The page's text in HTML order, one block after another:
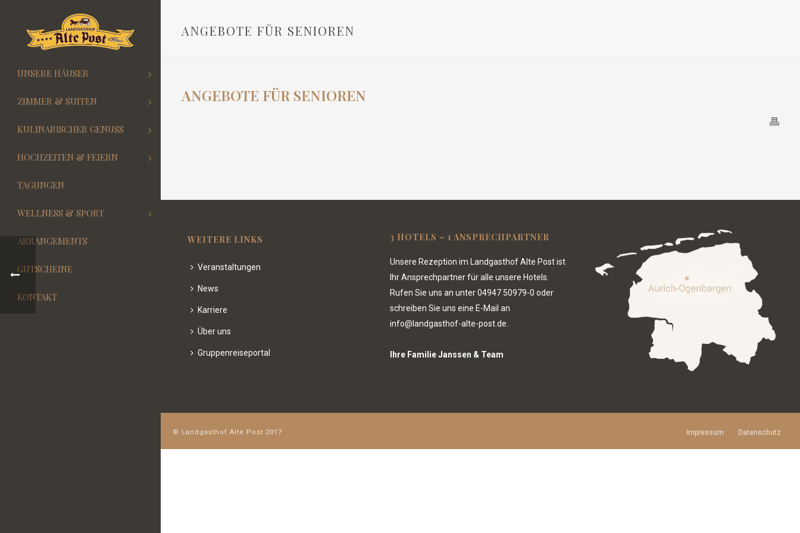
UNSERE HÄUSER
ZIMMER & SUITEN
KULINARISCHER GENUSS
HOCHZEITEN & FEIERN
TAGUNGEN
WELLNESS & SPORT
ARRANGEMENTS
GUTSCHEINE
KONTAKT
ANGEBOTE FÜR SENIOREN
ANGEBOTE FÜR SENIOREN
WEITERE LINKS
Veranstaltungen
News
Karriere
Über uns
Gruppenreiseportal
3 HOTELS – 1 ANSPRECHPARTNER
Unsere Rezeption im Landgasthof Alte Post ist
Ihr Ansprechpartner für alle unsere Hotels.
Rufen Sie uns an unter04947 50979-0 oder
schreiben Sie uns eine E-Mail an
info@landgasthof-alte-post.de.
Ihre Familie Janssen & Team
© Landgasthof Alte Post 2017 Impressum Datenschutz